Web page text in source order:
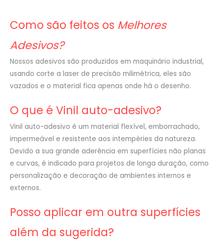
Como são feitos os Melhores
Adesivos?
Nossos adesivos são produzidos em maquinário industrial,
usando corte a laser de precisão milimétrica, eles são
vazados e o material fica apenas onde há o desenho.
O que é Vinil auto-adesivo?
Vinil auto-adesivo é um material flexível, emborrachado,
impermeável e resistente aos intempéries da natureza.
Devido a sua grande aderência em superfícies não planas
e curvas, é indicado para projetos de longa duração, como
personalização e decoração de ambientes internos e
externos.
Posso aplicar em outra superfícies
além da sugerida?